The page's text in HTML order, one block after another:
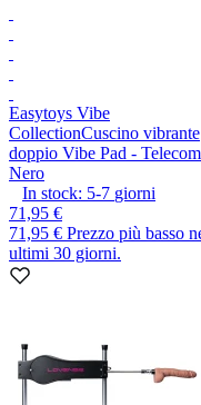
Easytoys Vibe
CollectionCuscino vibrante
doppio Vibe Pad -
Nero
In stock: 5-7 giorni
71,95 €
71,95 € Prezzo più basso
ultimi 30 giorni.